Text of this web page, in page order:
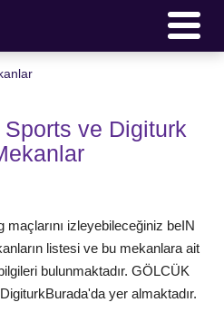
ve Digiturk
izleyebileceğiniz beIN
listesi ve bu mekanlara ait
bulunmaktadır. GÖLCÜK
yer almaktadır.